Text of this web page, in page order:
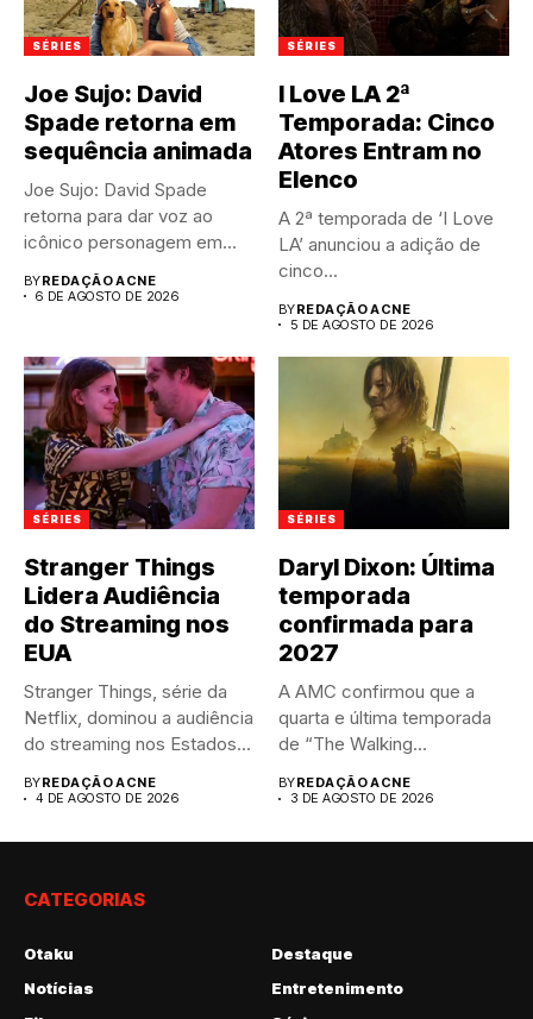
SÉRIES
Joe Sujo: David
Spade retorna em
sequência animada
Joe Sujo: David Spade
retorna para dar voz ao
icônico personagem em...
BYREDAÇÃO ACNE
6 DE AGOSTO DE 2026
SÉRIES
I Love LA 2ª
Temporada: Cinco
Atores Entram no
Elenco
A 2ª temporada de ‘I Love
LA’ anunciou a adição de
cinco...
BYREDAÇÃO ACNE
5 DE AGOSTO DE 2026
SÉRIES
Stranger Things
Lidera Audiência
do Streaming nos
EUA
Stranger Things, série da
Netflix, dominou a audiência
do streaming nos Estados...
BYREDAÇÃO ACNE
4 DE AGOSTO DE 2026
SÉRIES
Daryl Dixon: Última
temporada
confirmada para
2027
A AMC confirmou que a
quarta e última temporada
de “The Walking...
BYREDAÇÃO ACNE
3 DE AGOSTO DE 2026
CATEGORIAS
Otaku
Destaque
Notícias
Entretenimento